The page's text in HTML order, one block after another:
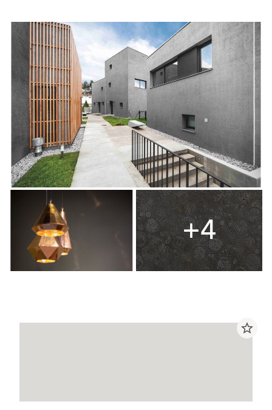
+4
star_border